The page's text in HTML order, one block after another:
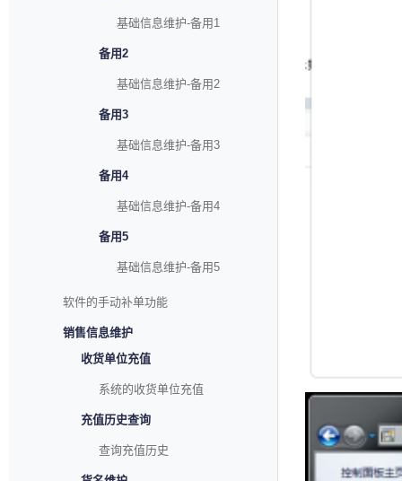
基础信息维护-备用1
备用2
基础信息维护-备用2
备用3
基础信息维护-备用3
备用4
基础信息维护-备用4
备用5
基础信息维护-备用5
软件的手动补单功能
销售信息维护
收货单位充值
系统的收货单位充值
充值历史查询
查询充值历史